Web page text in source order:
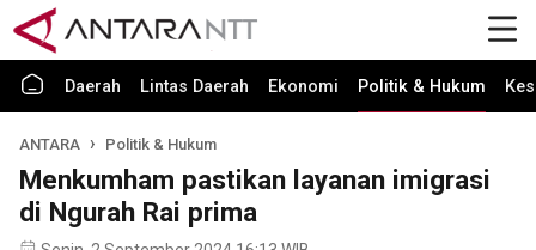
Daerah Lintas Daerah Ekonomi Politik & Hukum
ANTARA Politik & Hukum
Menkumham pastikan layanan imigrasi
di Ngurah Rai prima